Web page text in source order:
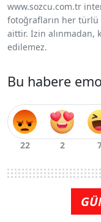
www.sozcu.com.tr
fotoğrafların her türlü
aittir. İzin alınmadan,
edilemez.
Bu habere